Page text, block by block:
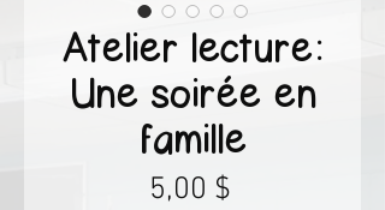
Atelier lecture:
Une soirée en
famille
5,00 $Prix